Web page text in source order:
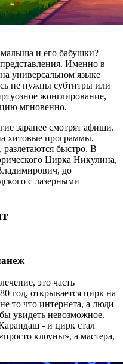
малыша и его бабушки?
Именно в
универсальном языке
не нужны субтитры или
жонглирование,
мгновенно.
заранее смотрят афиши.
хитовые программы,
быстро. В
Цирка Никулина,
до
с лазерными
это часть
год, открывается цирк на
то что интернета, а люди
увидеть невозможное.
- и цирк стал
клоуны», а мастера,